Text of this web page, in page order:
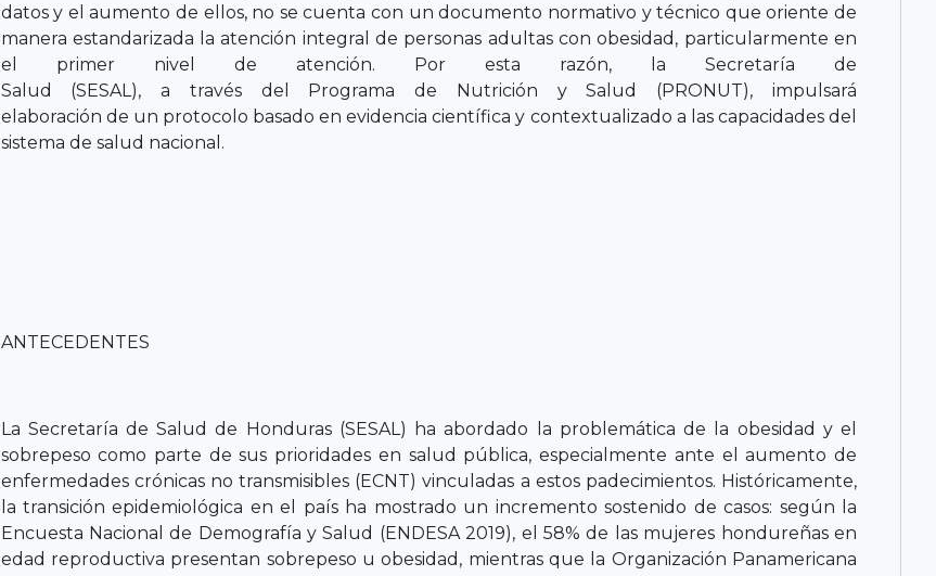
datos y el aumento de ellos, no se cuenta con un documento normativo y técnico que oriente de
manera estandarizada la atención integral de personas adultas con obesidad, particularmente en
el primer nivel de atención. Por esta razón, la Secretaría de
Salud (SESAL), a través del Programa de Nutrición y Salud (PRONUT), impulsará
elaboración de un protocolo basado en evidencia científica y contextualizado a las capacidades del
sistema de salud nacional.
ANTECEDENTES
La Secretaría de Salud de Honduras (SESAL) ha abordado la problemática de la obesidad y el
sobrepeso como parte de sus prioridades en salud pública, especialmente ante el aumento de
enfermedades crónicas no transmisibles (ECNT) vinculadas a estos padecimientos. Históricamente,
la transición epidemiológica en el país ha mostrado un incremento sostenido de casos: según la
Encuesta Nacional de Demografía y Salud (ENDESA 2019), el 58% de las mujeres hondureñas en
edad reproductiva presentan sobrepeso u obesidad, mientras que la Organización Panamericana